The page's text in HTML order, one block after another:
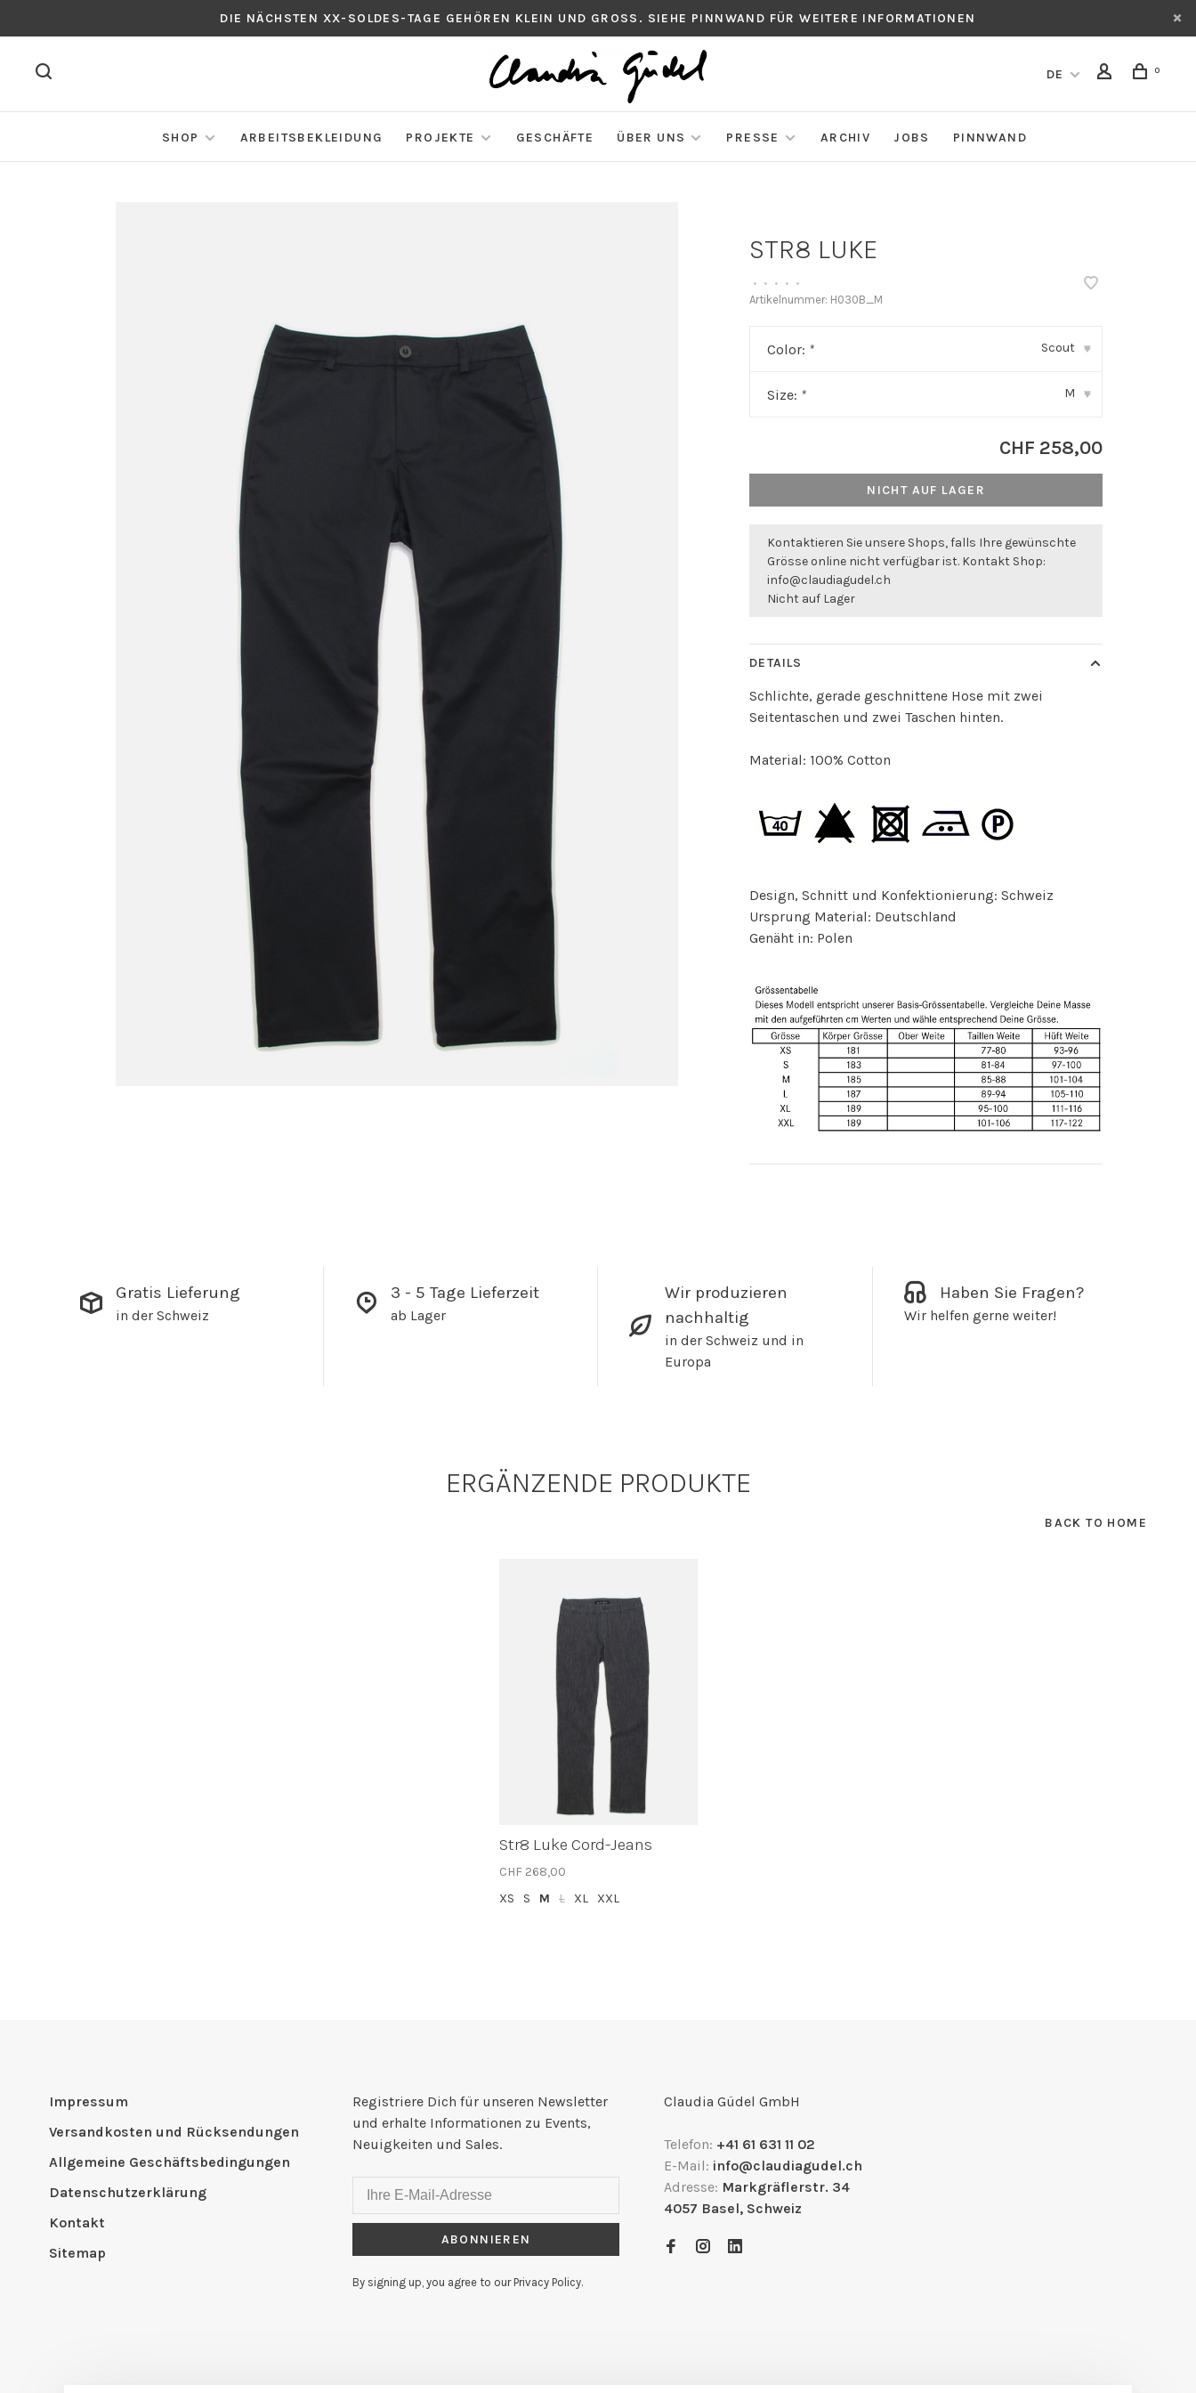
DIE NÄCHSTEN XX-SOLDES-TAGE GEHÖREN KLEIN UND GROSS. SIEHE PINNWAND FÜR WEITERE INFORMATIONEN
DE 0
SHOP ARBEITSBEKLEIDUNG PROJEKTE GESCHÄFTE ÜBER UNS PRESSE ARCHIV JOBS PINNWAND
STR8 LUKE
• • • • •
Artikelnummer: H030B_M
Color: * Scout ▾
Size: * M ▾
CHF 258,00
NICHT AUF LAGER
Kontaktieren Sie unsere Shops, falls Ihre gewünschte
Grösse online nicht verfügbar ist. Kontakt Shop:
info@claudiagudel.ch
Nicht auf Lager
DETAILS
Schlichte, gerade geschnittene Hose mit zwei
Seitentaschen und zwei Taschen hinten.
Material: 100% Cotton
Design, Schnitt und Konfektionierung: Schweiz
Ursprung Material: Deutschland
Genäht in: Polen
Gratis Lieferung
in der Schweiz
3 - 5 Tage Lieferzeit
ab Lager
Wir produzieren
nachhaltig
in der Schweiz und in
Europa
Haben Sie Fragen?
Wir helfen gerne weiter!
ERGÄNZENDE PRODUKTE
BACK TO HOME
Str8 Luke Cord-Jeans
CHF 268,00
XS
S M L XL XXL
Impressum
Versandkosten und Rücksendungen
Allgemeine Geschäftsbedingungen
Datenschutzerklärung
Kontakt
Sitemap
Registriere Dich für unseren Newsletter
und erhalte Informationen zu Events,
Neuigkeiten und Sales.
ABONNIEREN
By signing up, you agree to our Privacy Policy.
Claudia Güdel GmbH
Telefon: +41 61 631 11 02
E-Mail: info@claudiagudel.ch
Adresse: Markgräflerstr. 34
4057 Basel, Schweiz